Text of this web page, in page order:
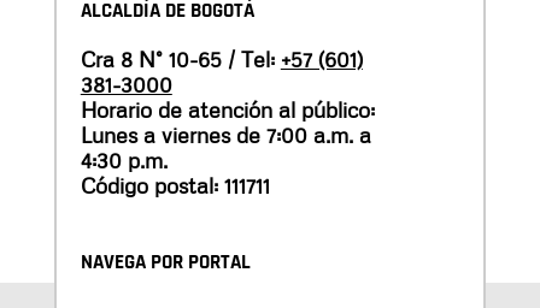
ALCALDÍA DE BOGOTÁ
Cra 8 N° 10-65 / Tel: +57 (601)
381-3000
Horario de atención al público:
Lunes a viernes de 7:00 a.m. a
4:30 p.m.
Código postal: 111711
NAVEGA POR PORTAL